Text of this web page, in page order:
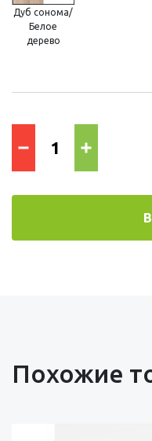
Дуб сонома/
Белое
дерево
Похожие